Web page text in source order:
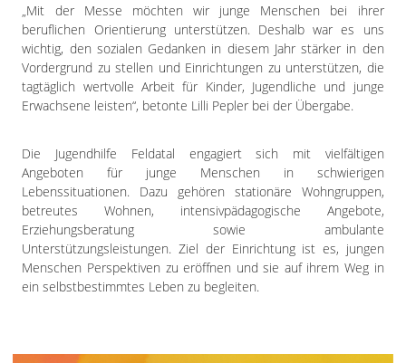
„Mit der Messe möchten wir junge Menschen bei ihrer
beruflichen Orientierung unterstützen. Deshalb war es uns
wichtig, den sozialen Gedanken in diesem Jahr stärker in den
Vordergrund zu stellen und Einrichtungen zu unterstützen, die
tagtäglich wertvolle Arbeit für Kinder, Jugendliche und junge
Erwachsene leisten“, betonte Lilli Pepler bei der Übergabe.
Die Jugendhilfe Feldatal engagiert sich mit vielfältigen
Angeboten für junge Menschen in schwierigen
Lebenssituationen. Dazu gehören stationäre Wohngruppen,
betreutes Wohnen, intensivpädagogische Angebote,
Erziehungsberatung sowie ambulante
Unterstützungsleistungen. Ziel der Einrichtung ist es, jungen
Menschen Perspektiven zu eröffnen und sie auf ihrem Weg in
ein selbstbestimmtes Leben zu begleiten.